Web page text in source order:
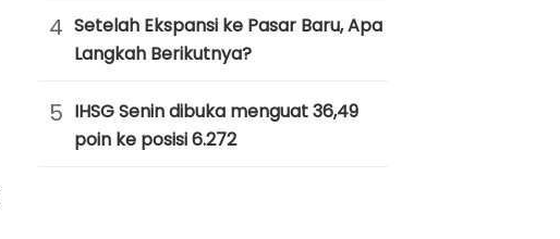
4 Setelah Ekspansi ke Pasar Baru, Apa
Langkah Berikutnya?
5 IHSG Senin dibuka menguat 36,49
poin ke posisi 6.272